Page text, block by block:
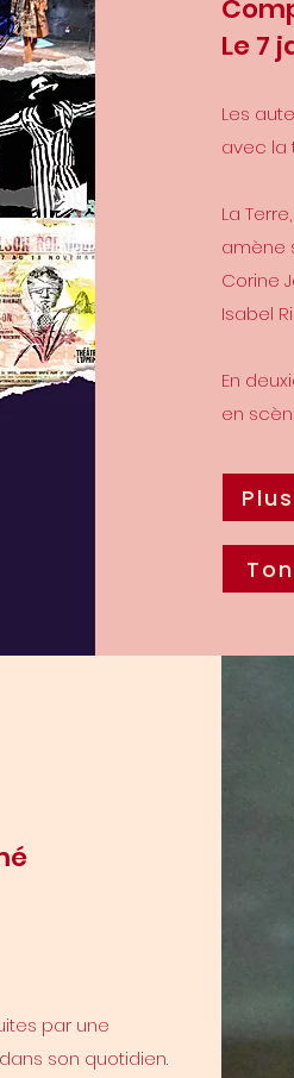
Le 7
​Les
avec la
La
amène
Corine
Isabel
En
en
par une
son quotidien.